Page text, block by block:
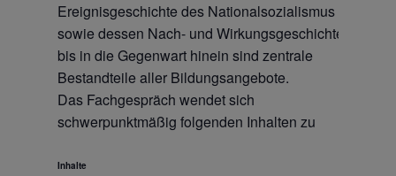
Ereignisgeschichte des Nationalsozialismus
sowie dessen Nach- und Wirkungsgeschichte
bis in die Gegenwart hinein sind zentrale
Bestandteile aller Bildungsangebote.
Das Fachgespräch wendet sich
schwerpunktmäßig folgenden Inhalten zu
Inhalte